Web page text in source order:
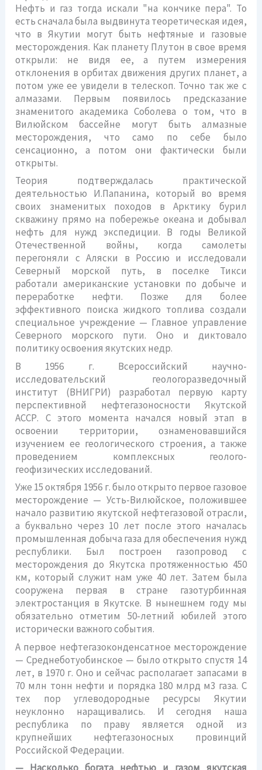
Нефть и газ тогда искали "на кончике пера". То
есть сначала была выдвинута теоретическая идея,
что в Якутии могут быть нефтяные и газовые
месторождения. Как планету Плутон в свое время
открыли: не видя ее, а путем измерения
отклонения в орбитах движения других планет, а
потом уже ее увидели в телескоп. Точно так же с
алмазами. Первым появилось предсказание
знаменитого академика Соболева о том, что в
Вилюйском бассейне могут быть алмазные
месторождения, что само по себе было
сенсационно, а потом они фактически были
открыты.
Теория подтверждалась практической
деятельностью И.Папанина, который во время
своих знаменитых походов в Арктику бурил
скважину прямо на побережье океана и добывал
нефть для нужд экспедиции. В годы Великой
Отечественной войны, когда самолеты
перегоняли с Аляски в Россию и исследовали
Северный морской путь, в поселке Тикси
работали американские установки по добыче и
переработке нефти. Позже для более
эффективного поиска жидкого топлива создали
специальное учреждение — Главное управление
Северного морского пути. Оно и диктовало
политику освоения якутских недр.
В 1956 г. Всероссийский научно-
исследовательский геологоразведочный
институт (ВНИГРИ) разработал первую карту
перспективной нефтегазоносности Якутской
АССР. С этого момента начался новый этап в
освоении территории, ознаменовавшийся
изучением ее геологического строения, а также
проведением комплексных геолого-
геофизических исследований.
Уже 15 октября 1956 г. было открыто первое газовое
месторождение — Усть-Вилюйское, положившее
начало развитию якутской нефтегазовой отрасли,
а буквально через 10 лет после этого началась
промышленная добыча газа для обеспечения нужд
республики. Был построен газопровод с
месторождения до Якутска протяженностью 450
км, который служит нам уже 40 лет. Затем была
сооружена первая в стране газотурбинная
электростанция в Якутске. В нынешнем году мы
обязательно отметим 50-летний юбилей этого
исторически важного события.
А первое нефтегазоконденсатное месторождение
— Среднеботуобинское — было открыто спустя 14
лет, в 1970 г. Оно и сейчас располагает запасами в
70 млн тонн нефти и порядка 180 млрд м3 газа. С
тех пор углеводородные ресурсы Якутии
неуклонно наращивались. И сегодня наша
республика по праву является одной из
крупнейших нефтегазоносных провинций
Российской Федерации.